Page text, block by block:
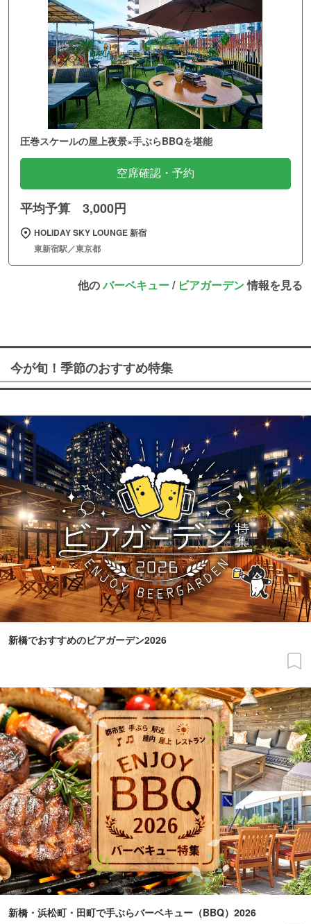
圧巻スケールの屋上夜景×手ぶらBBQを堪能
空席確認・予約
平均予算 3,000円
HOLIDAY SKY LOUNGE 新宿
東新宿駅／東京都
他のバーベキュー/ ビアガーデン情報を見る
今が旬！季節のおすすめ特集
新橋でおすすめのビアガーデン2026
新橋・浜松町・田町で手ぶらバーベキュー（BBQ）2026